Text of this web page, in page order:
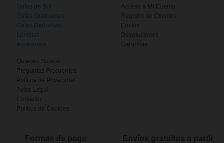
Gafas de Sol
Gafas Graduadas
Gafas Deportivas
Lentillas
Accesorios
Acceso a Mi Cuenta
Registro de Clientes
Envíos
Devoluciones
Garantías
Quiénes Somos
Preguntas Frecuentes
Política de Privacidad
Aviso Legal
Contacto
Política de Cookies
Formas de pago
Envíos gratuitos a partir